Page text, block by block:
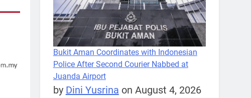
Bukit Aman Coordinates with Indonesian
Police After Second Courier Nabbed at
Juanda Airport
by Dini Yusrina on August 4, 2026